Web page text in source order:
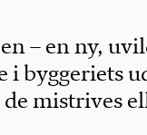
– en ny,
byggeriets
mistrives